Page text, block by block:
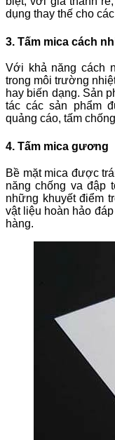
dụng thay thế cho
3. Tấm mica cách
Với khả năng cách
trong môi trường
hay biến dạng. Sản
tác các sản phẩm
quảng cáo, tấm
4. Tấm mica gương
Bề mặt mica được
năng chống va đập
những khuyết điểm
vật liệu hoàn hảo
hàng.